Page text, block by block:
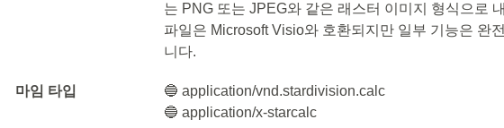
는 PNG 또는 JPEG와 같은 래스터 이미지 형식으로
파일은 Microsoft Visio와 호환되지만 일부 기능은 완
니다.
마임 타입
🔵 application/vnd.stardivision.calc
🔵 application/x-starcalc